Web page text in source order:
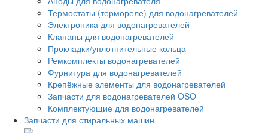
Термостаты (термореле) для водонагревателей
Электроника для водонагревателей
Клапаны для водонагревателей
Прокладки/уплотнительные кольца
Ремкомплекты водонагревателей
Фурнитура для водонагревателей
Крепёжные элементы для водонагревателей
Запчасти для водонагревателей OSO
Комплектующие для водонагревателей
Запчасти для стиральных машин